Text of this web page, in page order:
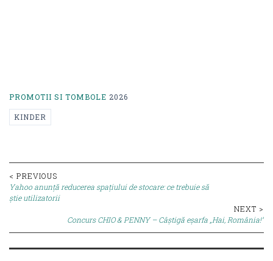
PROMOTII SI TOMBOLE 2026
KINDER
Post
navigation
< PREVIOUS
Yahoo anunță reducerea spațiului de stocare: ce trebuie să
știe utilizatorii
NEXT >
Concurs CHIO & PENNY – Câștigă eșarfa „Hai, România!”